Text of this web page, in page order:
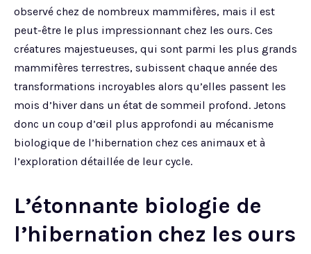
observé chez de nombreux mammifères, mais il est
peut-être le plus impressionnant chez les ours. Ces
créatures majestueuses, qui sont parmi les plus grands
mammifères terrestres, subissent chaque année des
transformations incroyables alors qu’elles passent les
mois d’hiver dans un état de sommeil profond. Jetons
donc un coup d’œil plus approfondi au mécanisme
biologique de l’hibernation chez ces animaux et à
l’exploration détaillée de leur cycle.
L’étonnante biologie de
l’hibernation chez les ours